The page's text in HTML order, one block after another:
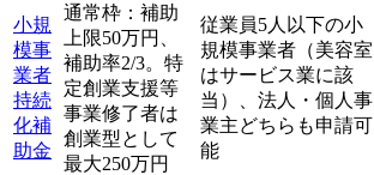
小規
模事
業者
持続
化補
助金
通常枠：補助
上限50万円、
補助率2/3。特
定創業支援等
事業修了者は
創業型として
最大250万円
従業員5人以下の小
規模事業者（美容室
はサービス業に該
当）、法人・個人事
業主どちらも申請可
能